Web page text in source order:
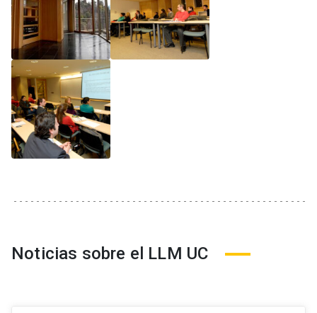
Noticias sobre el LLM UC